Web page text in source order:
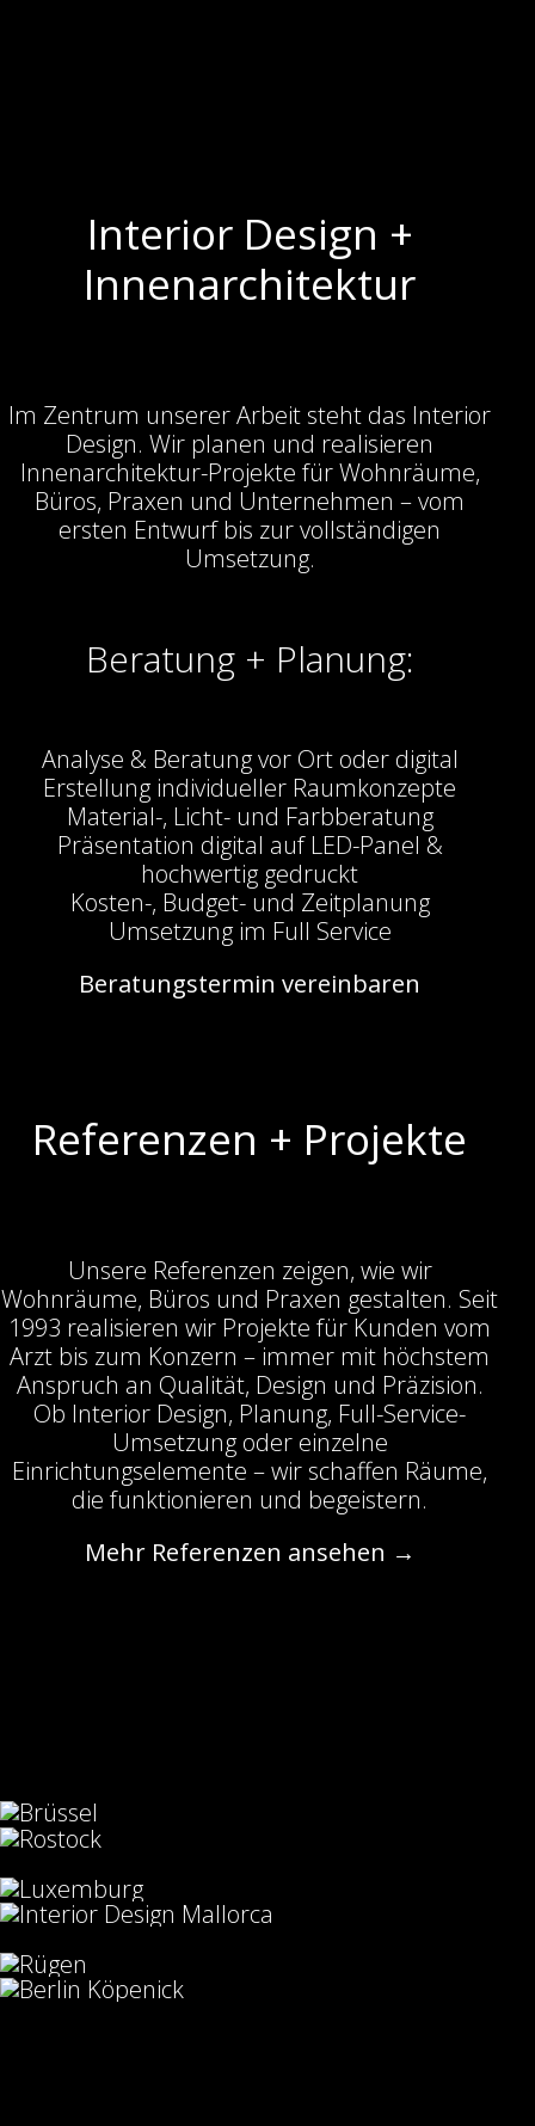
Interior Design +
Innenarchitektur
Im Zentrum unserer Arbeit steht das Interior
Design. Wir planen und realisieren
Innenarchitektur-Projekte für Wohnräume,
Büros, Praxen und Unternehmen – vom
ersten Entwurf bis zur vollständigen
Umsetzung.
Beratung + Planung:
Analyse & Beratung vor Ort oder digital
Erstellung individueller Raumkonzepte
Material-, Licht- und Farbberatung
Präsentation digital auf LED-Panel &
hochwertig gedruckt
Kosten-, Budget- und Zeitplanung
Umsetzung im Full Service
Beratungstermin vereinbaren
Referenzen + Projekte
Unsere Referenzen zeigen, wie wir
Wohnräume, Büros und Praxen gestalten. Seit
1993 realisieren wir Projekte für Kunden vom
Arzt bis zum Konzern – immer mit höchstem
Anspruch an Qualität, Design und Präzision.
Ob Interior Design, Planung, Full-Service-
Umsetzung oder einzelne
Einrichtungselemente – wir schaffen Räume,
die funktionieren und begeistern.
Mehr Referenzen ansehen →